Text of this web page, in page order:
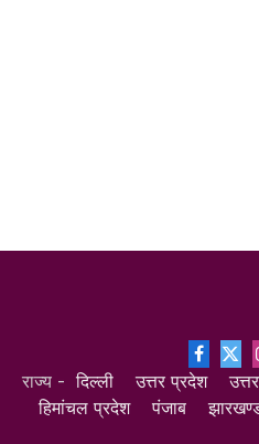
X
राज्य -दिल्ली उत्तर प्रदेश
हिमांचल प्रदेश
पंजाब